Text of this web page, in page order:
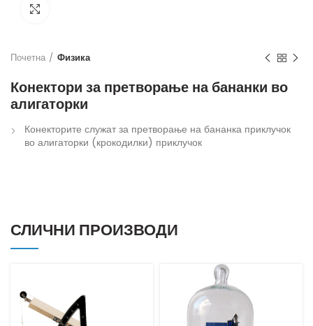
Почетна Физика
Конектори за претворање на бананки во
алигаторки
Конекторите служат за претворање на бананка приклучок
во алигаторки (крокодилки) приклучок
СЛИЧНИ ПРОИЗВОДИ